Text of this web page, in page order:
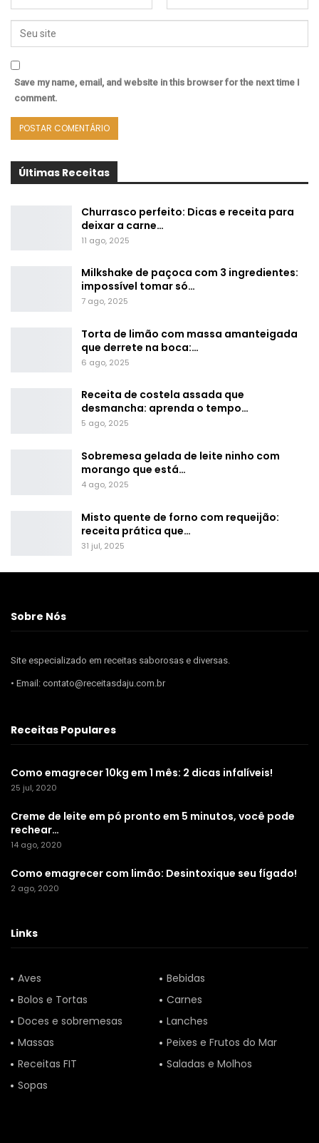
Save my name, email, and website in this browser for the next time I
comment.
Últimas Receitas
Churrasco perfeito: Dicas e receita para
deixar a carne…
11 ago, 2025
Milkshake de paçoca com 3 ingredientes:
impossível tomar só…
7 ago, 2025
Torta de limão com massa amanteigada
que derrete na boca:…
6 ago, 2025
Receita de costela assada que
desmancha: aprenda o tempo…
5 ago, 2025
Sobremesa gelada de leite ninho com
morango que está…
4 ago, 2025
Misto quente de forno com requeijão:
receita prática que…
31 jul, 2025
Sobre Nós
Site especializado em receitas saborosas e diversas.
• Email: contato@receitasdaju.com.br
Receitas Populares
Como emagrecer 10kg em 1 mês: 2 dicas infalíveis!
25 jul, 2020
Creme de leite em pó pronto em 5 minutos, você pode
rechear…
14 ago, 2020
Como emagrecer com limão: Desintoxique seu fígado!
2 ago, 2020
Links
Aves
Bebidas
Bolos e Tortas
Carnes
Doces e sobremesas
Lanches
Massas
Peixes e Frutos do Mar
Receitas FIT
Saladas e Molhos
Sopas